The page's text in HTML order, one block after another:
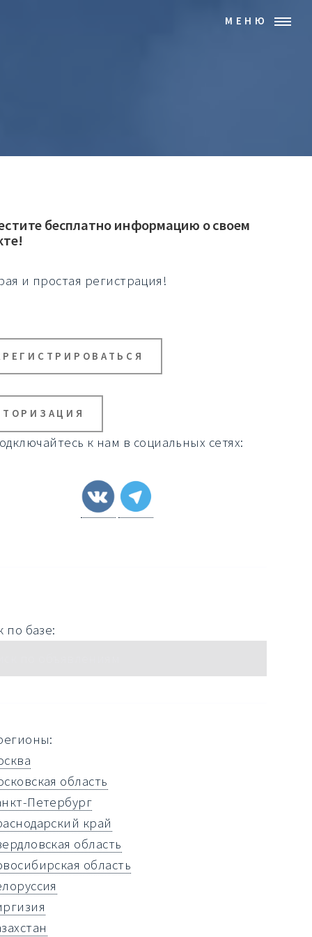
МЕНЮ
бесплатно информацию о своем
и простая регистрация!
к нам в социальных сетях:
по базе:
область
Петербург
край
область
область